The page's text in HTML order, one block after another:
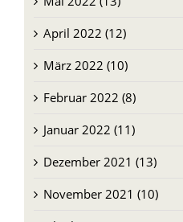
April 2022 (12)
März 2022 (10)
Februar 2022 (8)
Januar 2022 (11)
Dezember 2021 (13)
November 2021 (10)